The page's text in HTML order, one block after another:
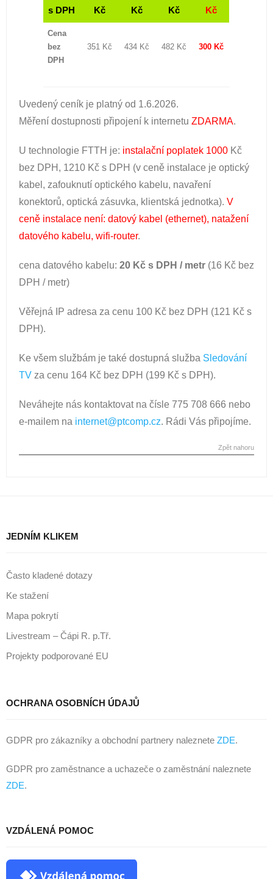
s DPH
Kč
Kč
Kč
Kč
Cena
bez
DPH
351 Kč 434 Kč 482 Kč 300 Kč
Uvedený ceník je platný od 1.6.2026.
Měření dostupnosti připojení k internetu ZDARMA.
U technologie FTTH je: instalační poplatek 1000 Kč
bez DPH, 1210 Kč s DPH (v ceně instalace je optický
kabel, zafouknutí optického kabelu, navaření
konektorů, optická zásuvka, klientská jednotka). V
ceně instalace není: datový kabel (ethernet), natažení
datového kabelu, wifi-router.
cena datového kabelu: 20 Kč s DPH / metr (16 Kč bez
DPH / metr)
Věřejná IP adresa za cenu 100 Kč bez DPH (121 Kč s
DPH).
Ke všem službám je také dostupná služba Sledování
TV za cenu 164 Kč bez DPH (199 Kč s DPH).
Neváhejte nás kontaktovat na čísle 775 708 666 nebo
e-mailem na internet@ptcomp.cz. Rádi Vás připojíme.
Zpět nahoru
JEDNÍM KLIKEM
Často kladené dotazy
Ke stažení
Mapa pokrytí
Livestream – Čápi R. p.Tř.
Projekty podporované EU
OCHRANA OSOBNÍCH ÚDAJŮ
GDPR pro zákazníky a obchodní partnery naleznete ZDE.
GDPR pro zaměstnance a uchazeče o zaměstnání naleznete
ZDE.
VZDÁLENÁ POMOC